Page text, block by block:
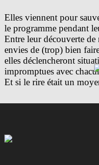
Elles viennent pour
le programme pendant
Entre leur découverte de
envies de (trop) bien
elles déclencheront
impromptues avec
Et si le rire était un